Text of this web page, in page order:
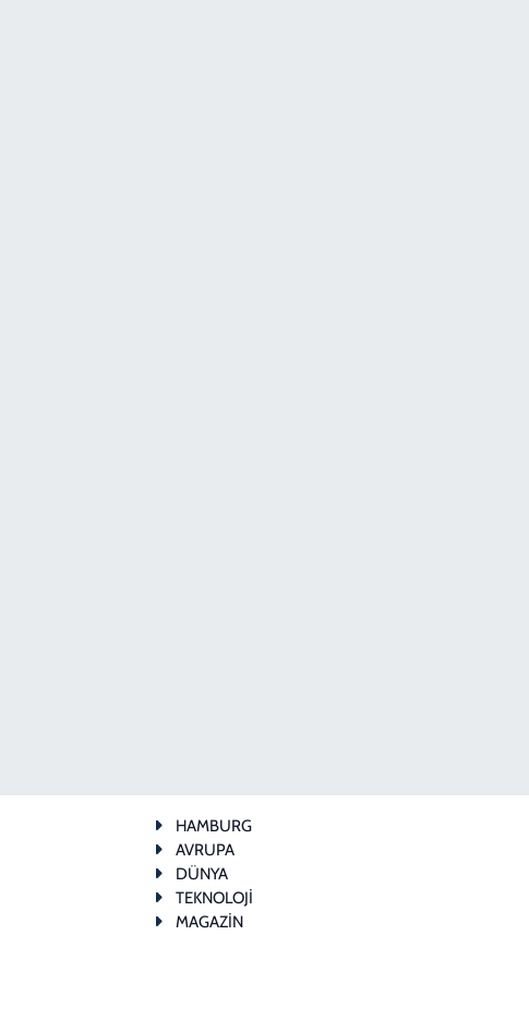
HAMBURG
AVRUPA
DÜNYA
TEKNOLOJİ
MAGAZİN